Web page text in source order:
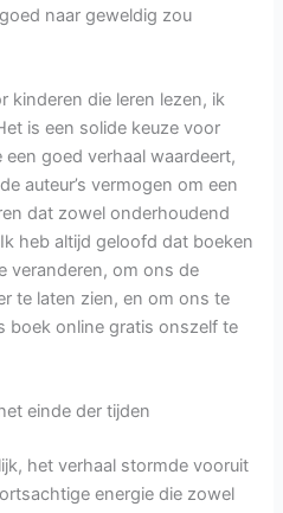
naar geweldig zou
kinderen die leren lezen, ik
is een solide keuze voor
goed verhaal waardeert,
auteur’s vermogen om een
dat zowel onderhoudend
heb altijd geloofd dat boeken
veranderen, om ons de
te laten zien, en om ons te
boek online gratis onszelf te
einde der tijden
het verhaal stormde vooruit
energie die zowel